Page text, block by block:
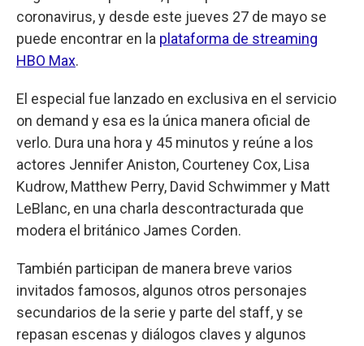
coronavirus, y desde este jueves 27 de mayo se
puede encontrar en la plataforma de streaming
HBO Max.
El especial fue lanzado en exclusiva en el servicio
on demand y esa es la única manera oficial de
verlo. Dura una hora y 45 minutos y reúne a los
actores Jennifer Aniston, Courteney Cox, Lisa
Kudrow, Matthew Perry, David Schwimmer y Matt
LeBlanc, en una charla descontracturada que
modera el británico James Corden.
También participan de manera breve varios
invitados famosos, algunos otros personajes
secundarios de la serie y parte del staff, y se
repasan escenas y diálogos claves y algunos